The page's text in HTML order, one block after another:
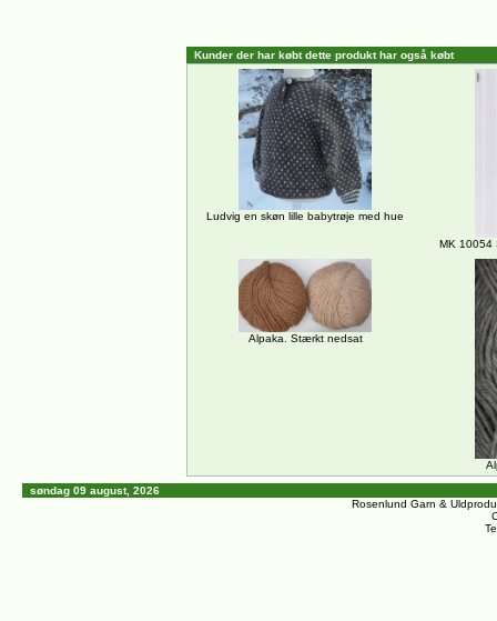
Kunder der har købt dette produkt har også købt
Ludvig en skøn lille babytrøje med hue
MK 10054
Alpaka. Stærkt nedsat
søndag 09 august, 2026
Rosenlund Garn &